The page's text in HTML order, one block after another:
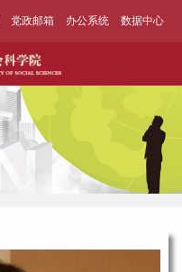
党政邮箱 办公系统 数据中心